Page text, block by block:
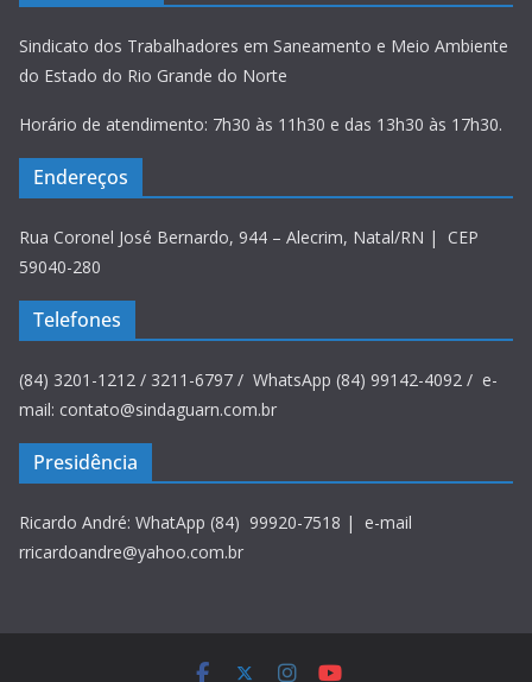
Sindicato dos Trabalhadores em Saneamento e Meio Ambiente
do Estado do Rio Grande do Norte
Horário de atendimento: 7h30 às 11h30 e das 13h30 às 17h30.
Endereços
Rua Coronel José Bernardo, 944 – Alecrim, Natal/RN | CEP
59040-280
Telefones
(84) 3201-1212 / 3211-6797 / WhatsApp (84) 99142-4092 / e-
mail: contato@sindaguarn.com.br
Presidência
Ricardo André: WhatApp (84) 99920-7518 | e-mail
rricardoandre@yahoo.com.br